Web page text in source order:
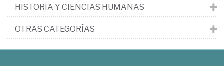
HISTORIA Y CIENCIAS HUMANAS
OTRAS CATEGORÍAS